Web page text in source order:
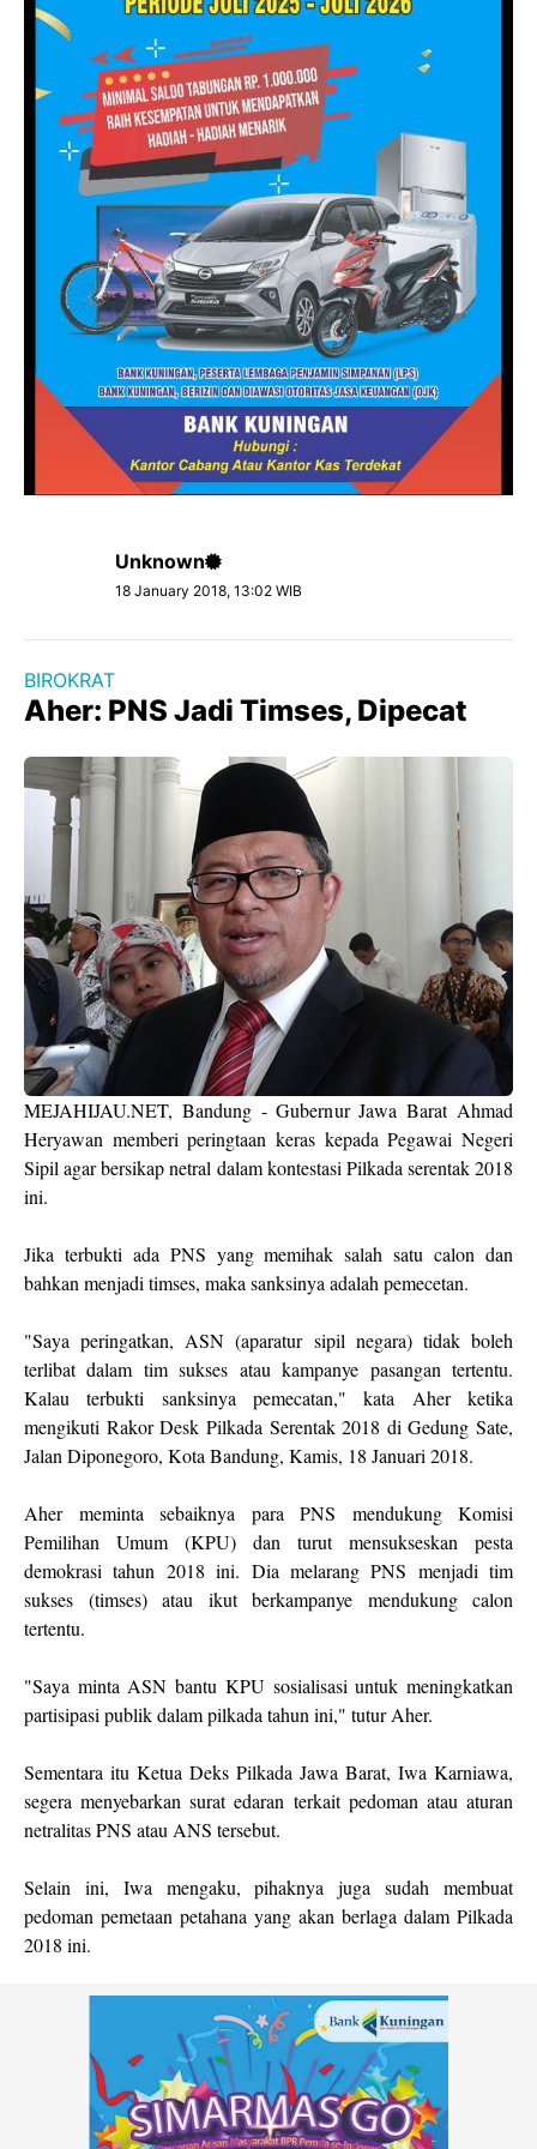
Unknown
18 January 2018, 13:02 WIB
BIROKRAT
Aher: PNS Jadi Timses, Dipecat
MEJAHIJAU.NET, Bandung - Gubernur Jawa Barat Ahmad
Heryawan memberi peringtaan keras kepada Pegawai Negeri
Sipil agar bersikap netral dalam kontestasi Pilkada serentak 2018
ini.
Jika terbukti ada PNS yang memihak salah satu calon dan
bahkan menjadi timses, maka sanksinya adalah pemecetan.
"Saya peringatkan, ASN (aparatur sipil negara) tidak boleh
terlibat dalam tim sukses atau kampanye pasangan tertentu.
Kalau terbukti sanksinya pemecatan," kata Aher ketika
mengikuti Rakor Desk Pilkada Serentak 2018 di Gedung Sate,
Jalan Diponegoro, Kota Bandung, Kamis, 18 Januari 2018.
Aher meminta sebaiknya para PNS mendukung Komisi
Pemilihan Umum (KPU) dan turut mensukseskan pesta
demokrasi tahun 2018 ini. Dia melarang PNS menjadi tim
sukses (timses) atau ikut berkampanye mendukung calon
tertentu.
"Saya minta ASN bantu KPU sosialisasi untuk meningkatkan
partisipasi publik dalam pilkada tahun ini," tutur Aher.
Sementara itu Ketua Deks Pilkada Jawa Barat, Iwa Karniawa,
segera menyebarkan surat edaran terkait pedoman atau aturan
netralitas PNS atau ANS tersebut.
Selain ini, Iwa mengaku, pihaknya juga sudah membuat
pedoman pemetaan petahana yang akan berlaga dalam Pilkada
2018 ini.